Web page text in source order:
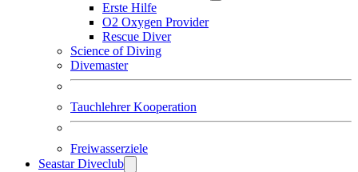
Erste Hilfe
O2 Oxygen Provider
Rescue Diver
Science of Diving
Divemaster
Tauchlehrer Kooperation
Freiwasserziele
Seastar Diveclub